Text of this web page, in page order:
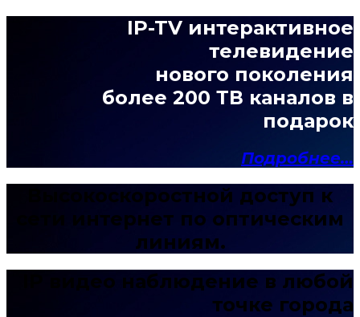
IP-TV интерактивное
телевидение
нового поколения
более 200 ТВ каналов в
подарок
Подробнее…
Высокоскоростной доступ к
сети интернет по оптическим
линиям.
IP видео наблюдение в любой
точке города